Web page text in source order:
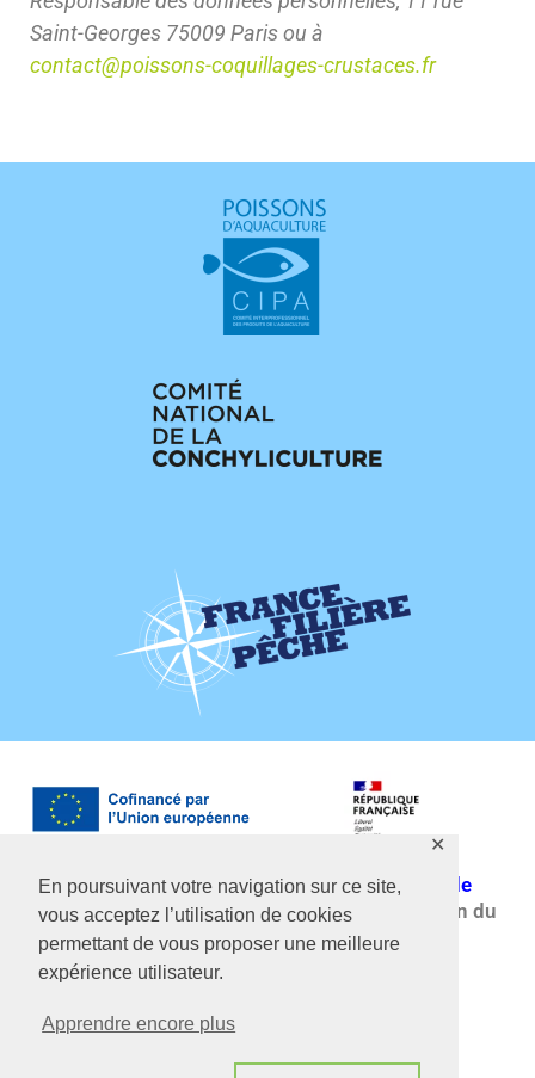
En poursuivant votre navigation sur ce site,
vous acceptez l’utilisation de cookies
permettant de vous proposer une meilleure
expérience utilisateur.
Apprendre encore plus
✕
Saint-Georges 75009 Paris ou à
contact@poissons-coquillages-crustaces.fr
Une initiative desfilières françaises de pêche, de
pisciculture et de conchylicultureavec le soutien du
Ministère de la transition Écologique.
Mentions Légales
Politique de Confidentialité